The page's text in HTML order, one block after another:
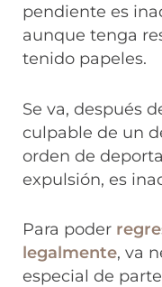
pendiente es
aunque tenga
tenido papeles.
Se va, después
culpable de un
orden de
expulsión, es
Para poder
legalmente, va
especial de